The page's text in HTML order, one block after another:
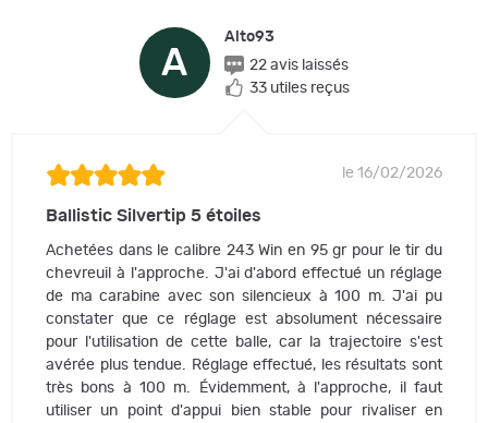
A
Alto93
22 avis laissés
33 utiles reçus
le 16/02/2026
Ballistic Silvertip 5 étoiles
Achetées dans le calibre 243 Win en 95 gr pour le tir du
chevreuil à l'approche. J'ai d'abord effectué un réglage
de ma carabine avec son silencieux à 100 m. J'ai pu
constater que ce réglage est absolument nécessaire
pour l'utilisation de cette balle, car la trajectoire s'est
avérée plus tendue. Réglage effectué, les résultats sont
très bons à 100 m. Évidemment, à l'approche, il faut
utiliser un point d'appui bien stable pour rivaliser en